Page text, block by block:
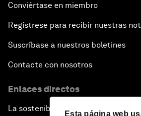
Esta página web
Conviértase en miembro
Regístrese para recibir nuestras
Suscríbase a nuestros boletines
Contacte con nosotros
Enlaces directos
La sostenibilidad en el Foro